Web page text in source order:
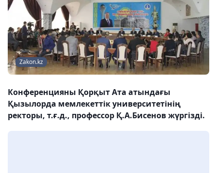
Zakon.kz
Конференцияны Қорқыт Ата атындағы
Қызылорда мемлекеттік университетінің
ректоры, т.ғ.д., профессор Қ.А.Бисенов жүргізді.